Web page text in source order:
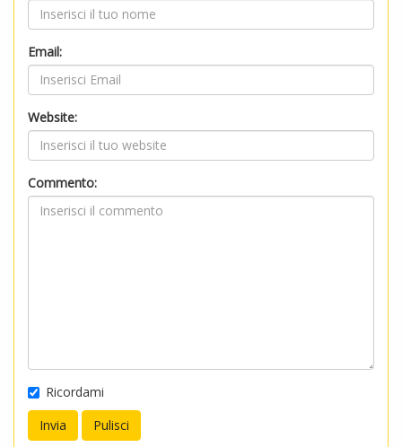
Email:
Website:
Commento:
Ricordami